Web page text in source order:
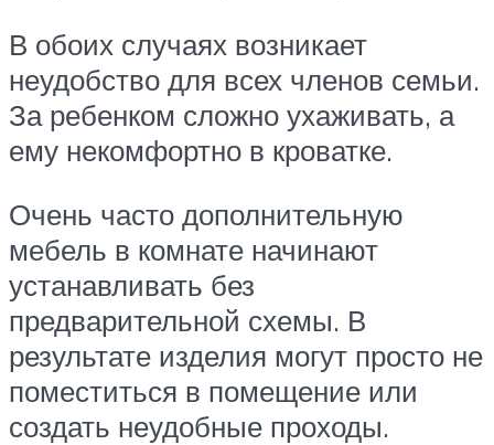
В обоих случаях возникает
неудобство для всех членов семьи.
За ребенком сложно ухаживать, а
ему некомфортно в кроватке.
Очень часто дополнительную
мебель в комнате начинают
устанавливать без
предварительной схемы. В
результате изделия могут просто не
поместиться в помещение или
создать неудобные проходы.